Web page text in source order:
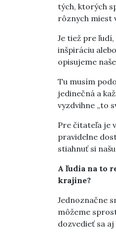
tých, ktorých
rôznych miest
Je tiež pre
inšpiráciu
opisujeme
Tu musím
jedinečná a
vyzdvihne „to
Pre čitateľa je
pravidelne
stiahnuť si
A ľudia na to
krajine?
Jednoznačne
môžeme
dozvedieť sa